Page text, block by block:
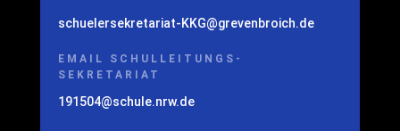
schuelersekretariat-KKG@grevenbroich.de
EMAIL SCHULLEITUNGS-
SEKRETARIAT
191504@schule.nrw.de